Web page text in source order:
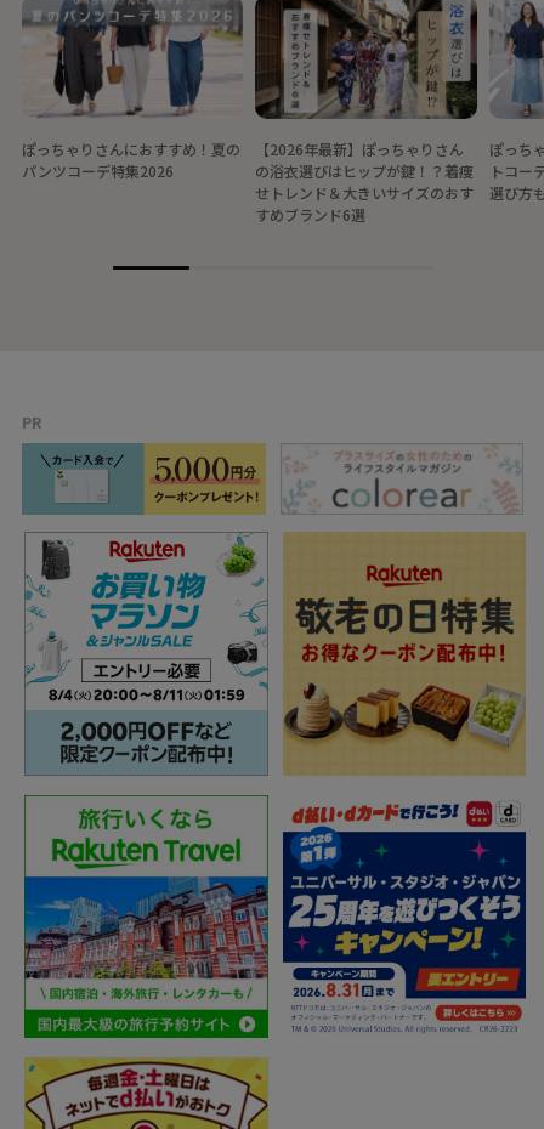
ぽっちゃりさんにおすすめ！夏の
パンツコーデ特集2026
【2026年最新】ぽっちゃりさん
の浴衣選びはヒップが鍵！？着痩
せトレンド＆大きいサイズのおす
すめブランド6選
ぽっち
トコー
選び方
PR